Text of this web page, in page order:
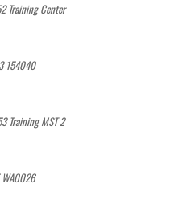
Training Center
154040
Training MST 2